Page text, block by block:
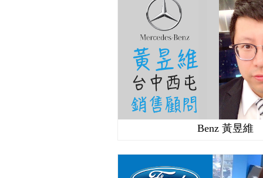
Benz 黃昱維